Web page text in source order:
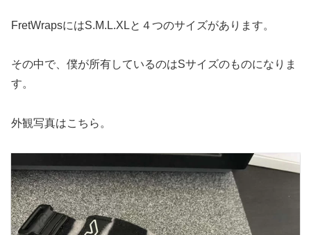
FretWrapsにはS.M.L.XLと４つのサイズがあります。
その中で、僕が所有しているのはSサイズのものになりま
す。
外観写真はこちら。